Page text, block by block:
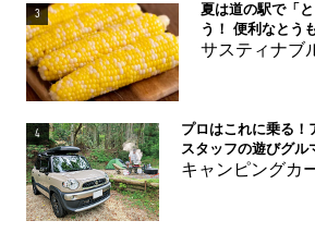
3
夏は道の駅で「
う！ 便利なとう
サスティナブ
4
プロはこれに乗る！
スタッフの遊びグル
キャンピングカ